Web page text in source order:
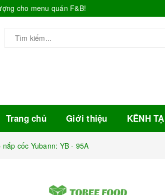
cho menu quán F&B!
Trang chủ Giới thiệu KÊNH
nắp cốc Yubann: YB - 95A